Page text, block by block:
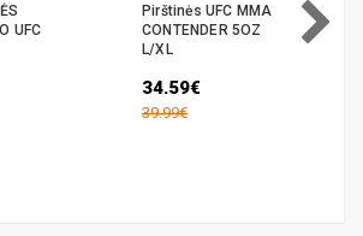
UFC
Pirštinės UFC MMA
CONTENDER 5OZ
L/XL
34.59€
39.99€